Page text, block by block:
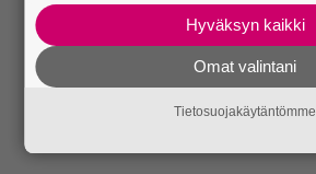
Hyväksyn kaikki
Omat valintani
Tietosuojakäytäntömme